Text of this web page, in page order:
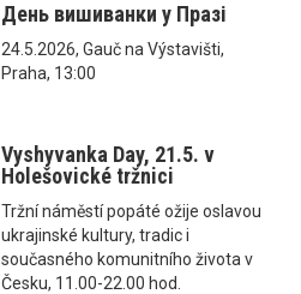
День вишиванки у Празі
24.5.2026, Gauč na Výstavišti,
Praha, 13:00
Vyshyvanka Day, 21.5. v
Holešovické tržnici
Tržní náměstí popáté ožije oslavou
ukrajinské kultury, tradic i
současného komunitního života v
Česku, 11.00-22.00 hod.